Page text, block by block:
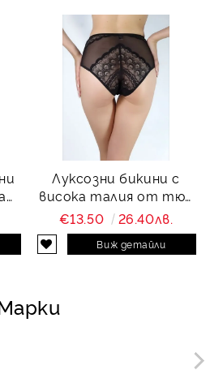
Луксозни бикини с
висока талия от тюл
и дантела Charity
€13.50 26.40лв.
Виж детайли